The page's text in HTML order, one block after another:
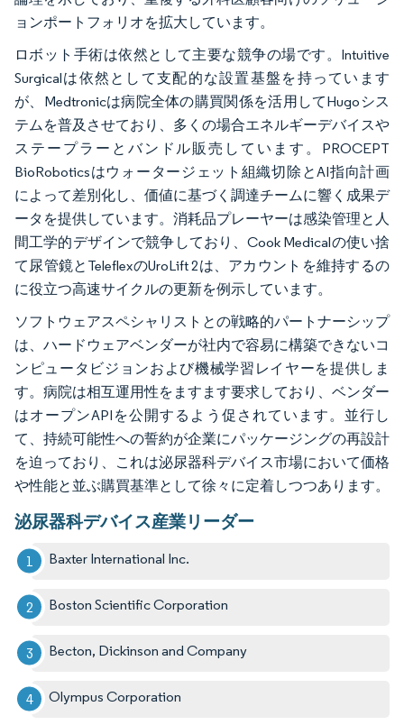
ョンポートフォリオを拡大しています。
ロボット手術は依然として主要な競争の場です。Intuitive
Surgicalは依然として支配的な設置基盤を持っています
が、Medtronicは病院全体の購買関係を活用してHugoシス
テムを普及させており、多くの場合エネルギーデバイスや
ステープラーとバンドル販売しています。PROCEPT
BioRoboticsはウォータージェット組織切除とAI指向計画
によって差別化し、価値に基づく調達チームに響く成果デ
ータを提供しています。消耗品プレーヤーは感染管理と人
間工学的デザインで競争しており、Cook Medicalの使い捨
て尿管鏡とTeleflexのUroLift 2は、アカウントを維持するの
に役立つ高速サイクルの更新を例示しています。
ソフトウェアスペシャリストとの戦略的パートナーシップ
は、ハードウェアベンダーが社内で容易に構築できないコ
ンピュータビジョンおよび機械学習レイヤーを提供しま
す。病院は相互運用性をますます要求しており、ベンダー
はオープンAPIを公開するよう促されています。並行し
て、持続可能性への誓約が企業にパッケージングの再設計
を迫っており、これは泌尿器科デバイス市場において価格
や性能と並ぶ購買基準として徐々に定着しつつあります。
泌尿器科デバイス産業リーダー
Baxter International Inc.
Boston Scientific Corporation
Becton, Dickinson and Company
Olympus Corporation